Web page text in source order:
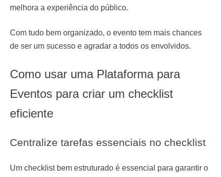
melhora a experiência do público.
Com tudo bem organizado, o evento tem mais chances
de ser um sucesso e agradar a todos os envolvidos.
Como usar uma Plataforma para
Eventos para criar um checklist
eficiente
Centralize tarefas essenciais no checklist
Um checklist bem estruturado é essencial para garantir o